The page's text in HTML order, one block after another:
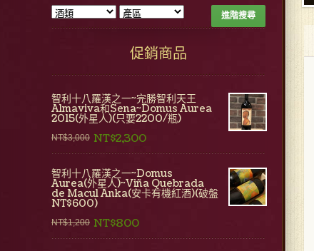
進階搜尋
促銷商品
智利十八羅漢之一~完勝智利天王
Almaviva和Sena~Domus Aurea
2015(外星人)(只要2200/瓶)
NT$3,000 NT$2,300
智利十八羅漢之一~Domus
Aurea(外星人)~Viña Quebrada
de Macul Anka(安卡有機紅酒)(破盤
NT$600)
NT$1,200 NT$800